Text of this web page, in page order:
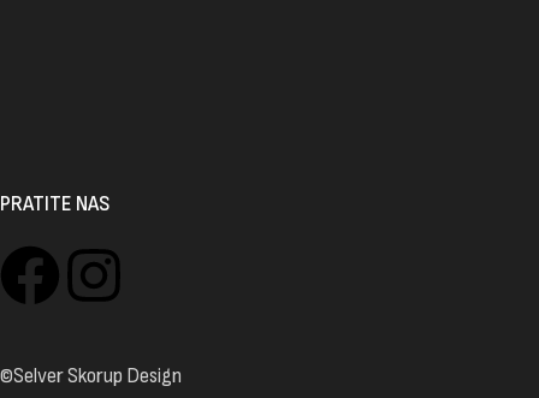
PRATITE NAS
©Selver Skorup Design